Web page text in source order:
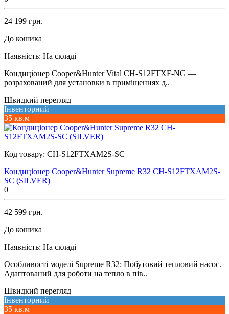
24 199 грн.
До кошика
Наявність: На складі
Кондиціонер Cooper&Hunter Vital CH-S12FTXF-NG —
розрахований для установки в приміщеннях д..
Швидкий перегляд
Інвенторний
35 кв.м
Код товару: CH-S12FTXAM2S-SC
Кондиціонер Cooper&Hunter Supreme R32 CH-S12FTXAM2S-
SC (SILVER)
0
42 599 грн.
До кошика
Наявність: На складі
Особливості моделі Supreme R32: Побутовий тепловий насос.
Адаптований для роботи на тепло в пів..
Швидкий перегляд
Інвенторний
35 кв.м